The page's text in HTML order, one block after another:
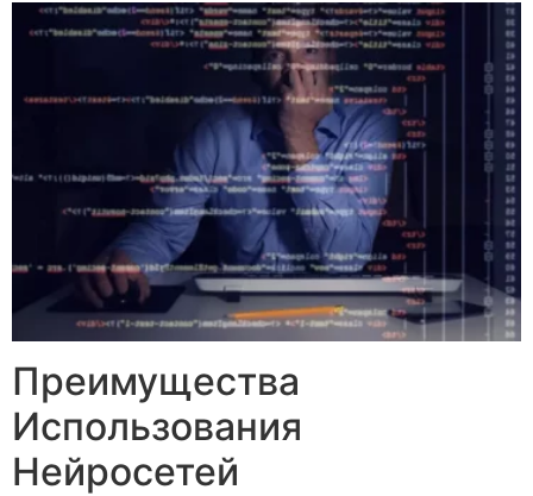
Преимущества
Использования
Нейросетей